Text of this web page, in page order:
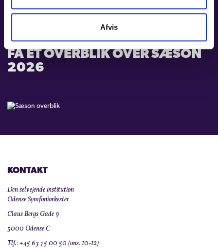
Afvis
FÅ ET OVERBLIK OVER SÆSON
2026
KONTAKT
Den selvejende institution
Odense Symfoniorkester
Claus Bergs Gade 9
5000 Odense C
Tlf.: +45 63 75 00 50 (ons. 10-12)